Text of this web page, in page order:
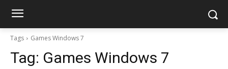
Tags Games Windows 7
Tag: Games Windows 7